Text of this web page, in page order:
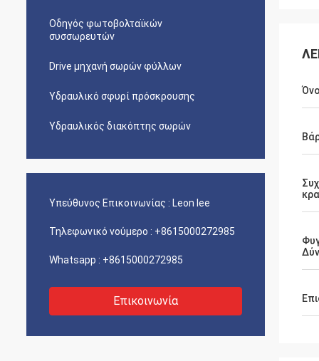
Οδηγός φωτοβολταϊκών
συσσωρευτών
Drive μηχανή σωρών φύλλων
Υδραυλικό σφυρί πρόσκρουσης
Υδραυλικός διακόπτης σωρών
Υπεύθυνος Επικοινωνίας : Leon lee
Τηλεφωνικό νούμερο : +8615000272985
Whatsapp : +8615000272985
Επικοινωνία